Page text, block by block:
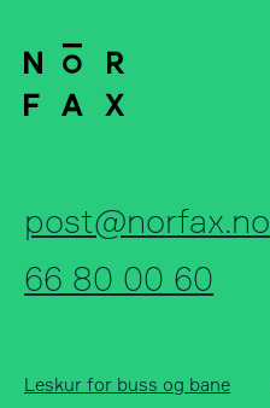
post@norfax.no
66 80 00 60
Leskur for buss og bane